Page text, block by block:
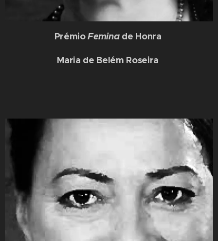
PrémioFeminade Honra
Maria de Belém Roseira